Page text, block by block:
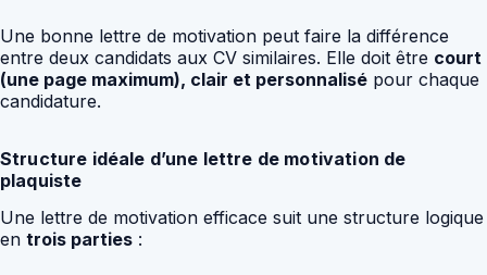
Une bonne lettre de motivation peut faire la différence
entre deux candidats aux CV similaires. Elle doit être court
(une page maximum), clair et personnalisé pour chaque
candidature.
Structure idéale d’une lettre de motivation de
plaquiste
Une lettre de motivation efficace suit une structure logique
en trois parties :